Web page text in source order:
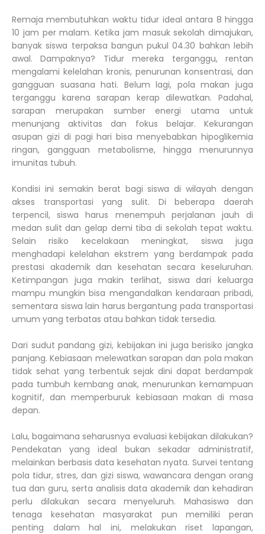
Remaja membutuhkan waktu tidur ideal antara 8 hingga
10 jam per malam. Ketika jam masuk sekolah dimajukan,
banyak siswa terpaksa bangun pukul 04.30 bahkan lebih
awal. Dampaknya? Tidur mereka terganggu, rentan
mengalami kelelahan kronis, penurunan konsentrasi, dan
gangguan suasana hati. Belum lagi, pola makan juga
terganggu karena sarapan kerap dilewatkan. Padahal,
sarapan merupakan sumber energi utama untuk
menunjang aktivitas dan fokus belajar. Kekurangan
asupan gizi di pagi hari bisa menyebabkan hipoglikemia
ringan, gangguan metabolisme, hingga menurunnya
imunitas tubuh.
Kondisi ini semakin berat bagi siswa di wilayah dengan
akses transportasi yang sulit. Di beberapa daerah
terpencil, siswa harus menempuh perjalanan jauh di
medan sulit dan gelap demi tiba di sekolah tepat waktu.
Selain risiko kecelakaan meningkat, siswa juga
menghadapi kelelahan ekstrem yang berdampak pada
prestasi akademik dan kesehatan secara keseluruhan.
Ketimpangan juga makin terlihat, siswa dari keluarga
mampu mungkin bisa mengandalkan kendaraan pribadi,
sementara siswa lain harus bergantung pada transportasi
umum yang terbatas atau bahkan tidak tersedia.
Dari sudut pandang gizi, kebijakan ini juga berisiko jangka
panjang. Kebiasaan melewatkan sarapan dan pola makan
tidak sehat yang terbentuk sejak dini dapat berdampak
pada tumbuh kembang anak, menurunkan kemampuan
kognitif, dan memperburuk kebiasaan makan di masa
depan.
Lalu, bagaimana seharusnya evaluasi kebijakan dilakukan?
Pendekatan yang ideal bukan sekadar administratif,
melainkan berbasis data kesehatan nyata. Survei tentang
pola tidur, stres, dan gizi siswa, wawancara dengan orang
tua dan guru, serta analisis data akademik dan kehadiran
perlu dilakukan secara menyeluruh. Mahasiswa dan
tenaga kesehatan masyarakat pun memiliki peran
penting dalam hal ini, melakukan riset lapangan,